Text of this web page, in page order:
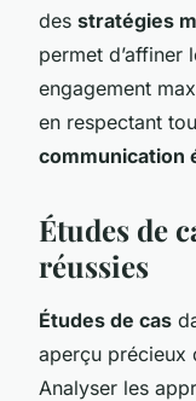
des stratégies
permet d’affiner
engagement
en respectant
communication
Études de
réussies
Études de cas
aperçu précieux
Analyser les